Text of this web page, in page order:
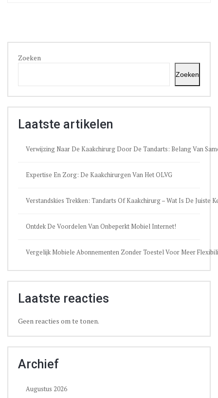
Zoeken
Zoeken
Laatste artikelen
Verwijzing Naar De Kaakchirurg Door De Tandarts: Belang Van
Expertise En Zorg: De Kaakchirurgen Van Het OLVG
Verstandskies Trekken: Tandarts Of Kaakchirurg – Wat Is De Juiste
Ontdek De Voordelen Van Onbeperkt Mobiel Internet!
Vergelijk Mobiele Abonnementen Zonder Toestel Voor Meer
Laatste reacties
Geen reacties om te tonen.
Archief
Augustus 2026